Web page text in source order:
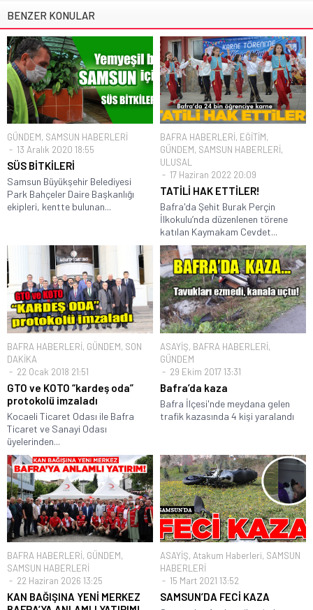
BENZER KONULAR
GÜNDEM, SAMSUN HABERLERİ
13 Aralık 2020 18:55
SÜS BİTKİLERİ
Samsun Büyükşehir Belediyesi
Park Bahçeler Daire Başkanlığı
ekipleri, kentte bulunan...
BAFRA HABERLERİ, EĞİTİM,
GÜNDEM, SAMSUN HABERLERİ,
ULUSAL
17 Haziran 2022 20:09
TATİLİ HAK ETTİLER!
Bafra'da Şehit Burak Perçin
İlkokulu’nda düzenlenen törene
katılan Kaymakam Cevdet...
BAFRA HABERLERİ, GÜNDEM, SON
DAKİKA
22 Ocak 2018 21:51
GTO ve KOTO “kardeş oda”
protokolü imzaladı
Kocaeli Ticaret Odası ile Bafra
Ticaret ve Sanayi Odası
üyelerinden...
ASAYİŞ, BAFRA HABERLERİ,
GÜNDEM
29 Ekim 2017 13:31
Bafra’da kaza
Bafra İlçesi'nde meydana gelen
trafik kazasında 4 kişi yaralandı
BAFRA HABERLERİ, GÜNDEM,
SAMSUN HABERLERİ
22 Haziran 2026 13:25
KAN BAĞIŞINA YENİ MERKEZ
ASAYİŞ, Atakum Haberleri, SAMSUN
HABERLERİ
15 Mart 2021 13:52
SAMSUN’DA FECİ KAZA